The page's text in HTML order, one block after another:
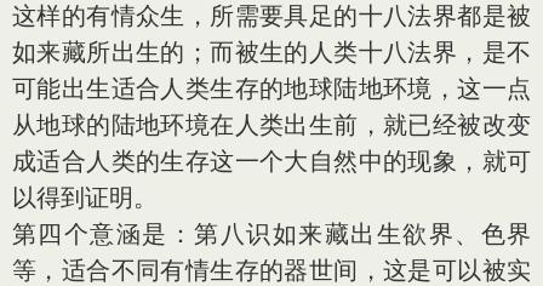
这样的有情众生，所需要具足的十八法界都是被
如来藏所出生的；而被生的人类十八法界，是不
可能出生适合人类生存的地球陆地环境，这一点
从地球的陆地环境在人类出生前，就已经被改变
成适合人类的生存这一个大自然中的现象，就可
以得到证明。
第四个意涵是：第八识如来藏出生欲界、色界
等，适合不同有情生存的器世间，这是可以被实